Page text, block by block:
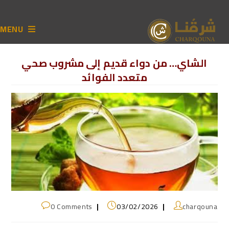
MENU
الشاي… من دواء قديم إلى مشروب صحي
متعدد الفوائد
charqouna
03/02/2026
0 Comments